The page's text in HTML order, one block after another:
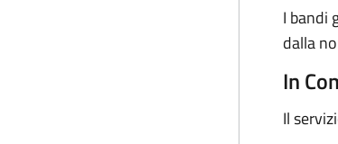
I bandi
dalla
In
Il